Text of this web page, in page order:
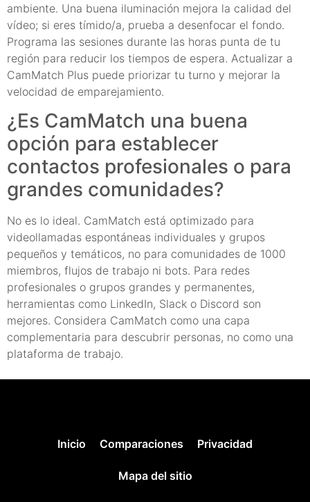
ambiente. Una buena iluminación mejora la calidad del
vídeo; si eres tímido/a, prueba a desenfocar el fondo.
Programa las sesiones durante las horas punta de tu
región para reducir los tiempos de espera. Actualizar a
CamMatch Plus puede priorizar tu turno y mejorar la
velocidad de emparejamiento.
¿Es CamMatch una buena
opción para establecer
contactos profesionales o para
grandes comunidades?
No es lo ideal. CamMatch está optimizado para
videollamadas espontáneas individuales y grupos
pequeños y temáticos, no para comunidades de 1000
miembros, flujos de trabajo ni bots. Para redes
profesionales o grupos grandes y permanentes,
herramientas como LinkedIn, Slack o Discord son
mejores. Considera CamMatch como una capa
complementaria para descubrir personas, no como una
plataforma de trabajo.
Inicio Comparaciones Privacidad
Mapa del sitio